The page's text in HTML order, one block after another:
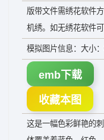
版带文件需绣花软件
机绣。如无绣花软件
模拟图片信息：大小
emb下载
收藏本图
这是一幅色彩鲜艳的